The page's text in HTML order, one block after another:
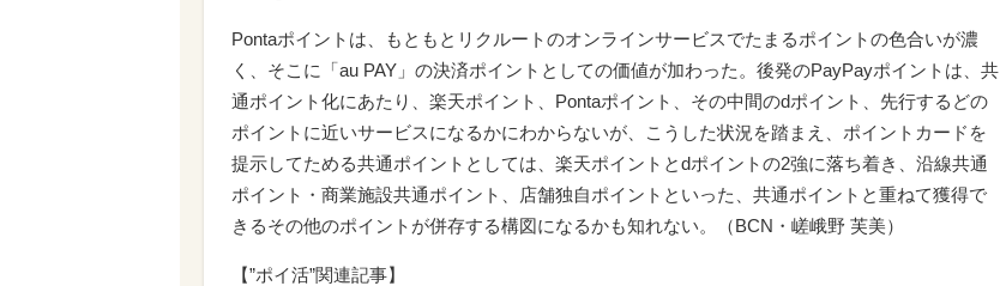
Pontaポイントは、もともとリクルートのオンラインサービスでたまるポイントの色合いが濃
く、そこに「au PAY」の決済ポイントとしての価値が加わった。後発のPayPayポイントは、共
通ポイント化にあたり、楽天ポイント、Pontaポイント、その中間のdポイント、先行するどの
ポイントに近いサービスになるかにわからないが、こうした状況を踏まえ、ポイントカードを
提示してためる共通ポイントとしては、楽天ポイントとdポイントの2強に落ち着き、沿線共通
ポイント・商業施設共通ポイント、店舗独自ポイントといった、共通ポイントと重ねて獲得で
きるその他のポイントが併存する構図になるかも知れない。（BCN・嵯峨野 芙美）
【”ポイ活”関連記事】